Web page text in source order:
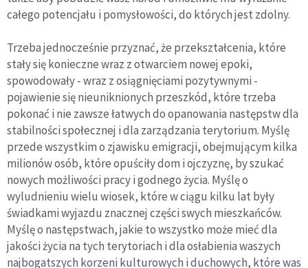
całego potencjału i pomysłowości, do których jest zdolny.
Trzeba jednocześnie przyznać, że przekształcenia, które
stały się konieczne wraz z otwarciem nowej epoki,
spowodowały - wraz z osiągnięciami pozytywnymi -
pojawienie się nieuniknionych przeszkód, które trzeba
pokonać i nie zawsze łatwych do opanowania następstw dla
stabilności społecznej i dla zarządzania terytorium. Myślę
przede wszystkim o zjawisku emigracji, obejmującym kilka
milionów osób, które opuściły dom i ojczyznę, by szukać
nowych możliwości pracy i godnego życia. Myślę o
wyludnieniu wielu wiosek, które w ciągu kilku lat były
świadkami wyjazdu znacznej części swych mieszkańców.
Myślę o następstwach, jakie to wszystko może mieć dla
jakości życia na tych terytoriach i dla osłabienia waszych
najbogatszych korzeni kulturowych i duchowych, które was